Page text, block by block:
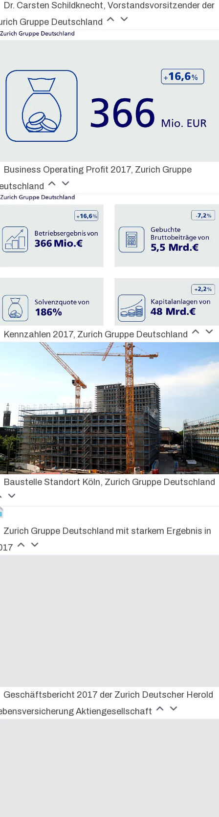
Dr. Carsten Schildknecht, Vorstandsvorsitzender der
Gruppe Deutschland
Business Operating Profit 2017, Zurich Gruppe
Kennzahlen 2017, Zurich Gruppe Deutschland
Baustelle Standort Köln, Zurich Gruppe Deutschland
Zurich Gruppe Deutschland mit starkem Ergebnis in
Geschäftsbericht 2017 der Zurich Deutscher Herold
Aktiengesellschaft